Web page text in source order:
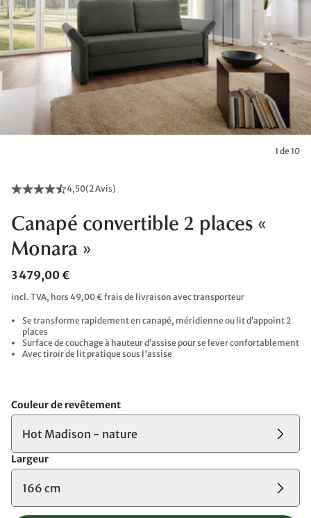
1 de 10
4,50(2 Avis)
Canapé convertible 2 places «
Monara »
3 479,00 €
incl. TVA, hors 49,00 € frais de livraison avec transporteur
Se transforme rapidement en canapé, méridienne ou lit d’appoint 2
places
Surface de couchage à hauteur d’assise pour se lever confortablement
Avec tiroir de lit pratique sous l'assise
Couleur de revêtement
Hot Madison - nature
Largeur
166 cm